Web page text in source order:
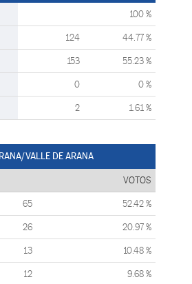
100 %
124 44.77 %
153 55.23 %
0 0 %
2 1.61 %
VALLE DE ARANA
VOTOS
65 52.42 %
26 20.97 %
13 10.48 %
12 9.68 %